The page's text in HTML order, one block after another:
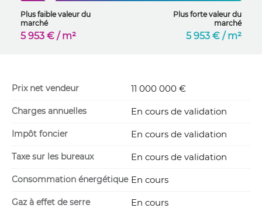
Plus faible valeur du
marché
5 953 € / m²
Plus forte valeur du
marché
5 953 € / m²
Prix net vendeur 11 000 000 €
Charges annuelles En cours de validation
Impôt foncier En cours de validation
Taxe sur les bureaux En cours de validation
Consommation énergétique En cours
Gaz à effet de serre En cours